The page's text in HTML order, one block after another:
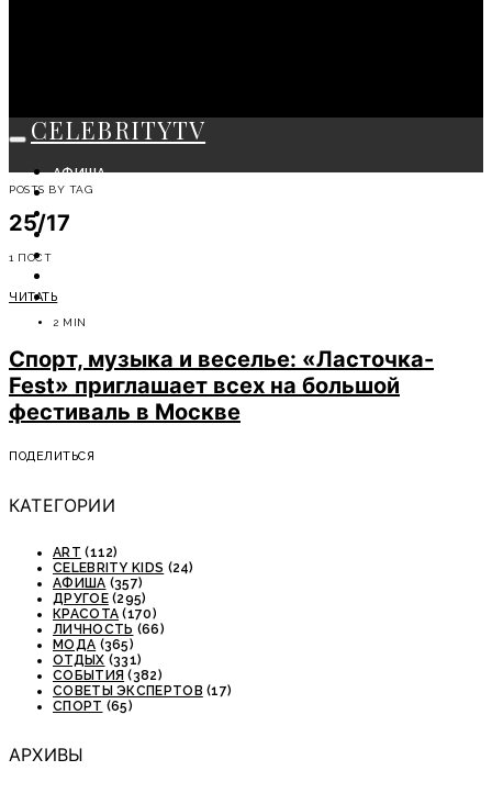
CELEBRITYTV
АФИША
СОБЫТИЯ
КРАСОТА
МОДА
СОВЕТЫ ЭКСПЕРТОВ
POSTS BY TAG
25/17
1 ПОСТ
ЧИТАТЬ
2 MIN
Спорт, музыка и веселье: «Ласточка-
Fest» приглашает всех на большой
фестиваль в Москве
ПОДЕЛИТЬСЯ
КАТЕГОРИИ
ART (112)
CELEBRITY KIDS (24)
АФИША (357)
ДРУГОЕ(295)
КРАСОТА (170)
ЛИЧНОСТЬ (66)
МОДА (365)
ОТДЫХ (331)
СОБЫТИЯ (382)
СОВЕТЫ ЭКСПЕРТОВ (17)
СПОРТ (65)
АРХИВЫ